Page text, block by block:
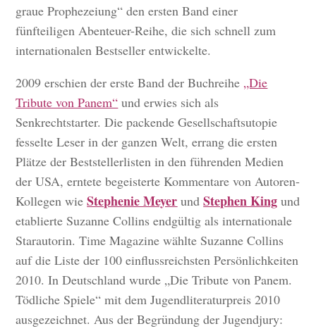
graue Prophezeiung“ den ersten Band einer
fünfteiligen Abenteuer-Reihe, die sich schnell zum
internationalen Bestseller entwickelte.
2009 erschien der erste Band der Buchreihe „Die
Tribute von Panem“ und erwies sich als
Senkrechtstarter. Die packende Gesellschaftsutopie
fesselte Leser in der ganzen Welt, errang die ersten
Plätze der Beststellerlisten in den führenden Medien
der USA, erntete begeisterte Kommentare von Autoren-
Kollegen wieStephenie Meyer undStephen King und
etablierte Suzanne Collins endgültig als internationale
Starautorin. Time Magazine wählte Suzanne Collins
auf die Liste der 100 einflussreichsten Persönlichkeiten
2010. In Deutschland wurde „Die Tribute von Panem.
Tödliche Spiele“ mit dem Jugendliteraturpreis 2010
ausgezeichnet. Aus der Begründung der Jugendjury: